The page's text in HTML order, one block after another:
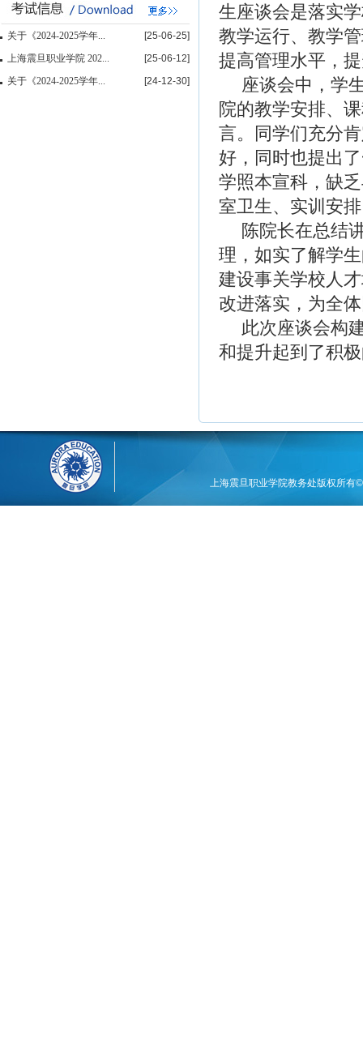
关于《2024-2025学年...
[25-06-25]
上海震旦职业学院 202...
[25-06-12]
关于《2024-2025学年...
[24-12-30]
生座谈会是落实
教学运行、教学
提高管理水平，
座谈会中，学
院的教学安排、
言。同学们充分
好，同时也提出
学照本宣科，缺
室卫生、实训安
陈院长在总结
理，如实了解学
建设事关学校人
改进落实，为全
此次座谈会构
和提升起到了积
上海震旦职业学院教务处版权所